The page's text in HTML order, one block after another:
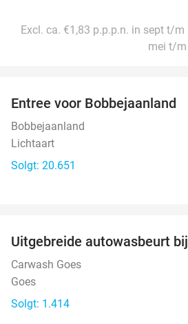
Excl. ca. €1,83 p.p.p.n. in sept t/
mei t/m
Entree voor Bobbejaanland
Bobbejaanland
Lichtaart
Solgt: 20.651
Uitgebreide autowasbeurt
Carwash Goes
Goes
Solgt: 1.414